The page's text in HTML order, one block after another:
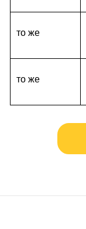
то же
то же